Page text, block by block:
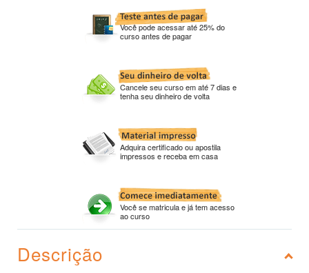
Você pode acessar até 25% do
curso antes de pagar
Cancele seu curso em até 7 dias e
tenha seu dinheiro de volta
Adquira certificado ou apostila
impressos e receba em casa
Você se matricula e já tem acesso
ao curso
Descrição